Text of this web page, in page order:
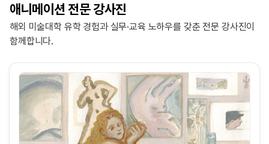
애니메이션 전문 강사진
해외 미술대학 유학 경험과 실무·교육 노하우를 갖춘 전문 강사진이
함께합니다.